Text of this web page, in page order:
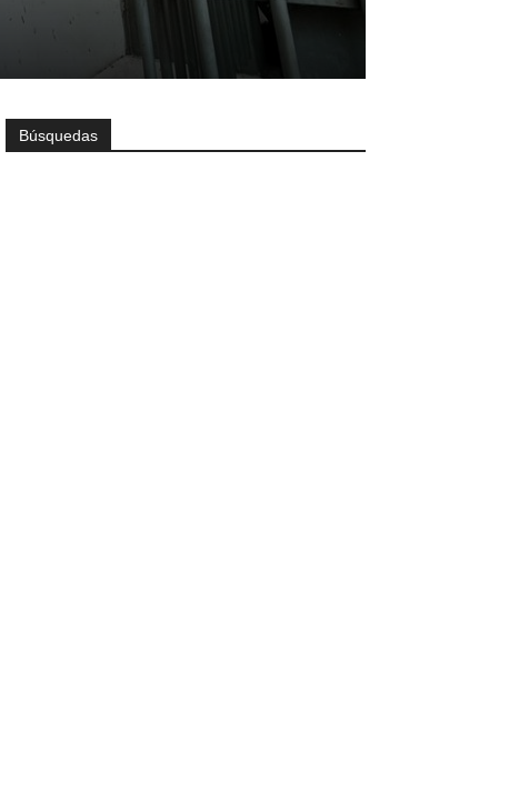
Búsquedas